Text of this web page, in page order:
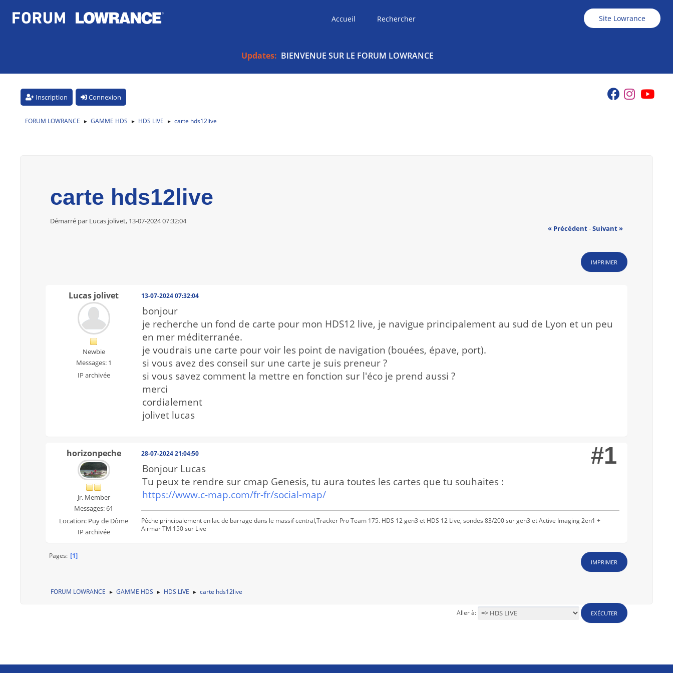
Accueil Rechercher Site Lowrance
Updates: BIENVENUE SUR LE FORUM LOWRANCE
Inscription Connexion
FORUM LOWRANCE ► GAMME HDS ► HDS LIVE ► carte hds12live
carte hds12live
Démarré par Lucas jolivet, 13-07-2024 07:32:04
« Précédent-Suivant »
IMPRIMER
Lucas jolivet
Newbie
Messages: 1
IP archivée
13-07-2024 07:32:04
bonjour
je recherche un fond de carte pour mon HDS12 live, je navigue principalement au sud de Lyon et un peu
en mer méditerranée.
je voudrais une carte pour voir les point de navigation (bouées, épave, port).
si vous avez des conseil sur une carte je suis preneur ?
si vous savez comment la mettre en fonction sur l'éco je prend aussi ?
merci
cordialement
jolivet lucas
horizonpeche
Jr. Member
Messages: 61
Location: Puy de Dôme
IP archivée
28-07-2024 21:04:50 #1
Bonjour Lucas
Tu peux te rendre sur cmap Genesis, tu aura toutes les cartes que tu souhaites :
https://www.c-map.com/fr-fr/social-map/
Pêche principalement en lac de barrage dans le massif central,Tracker Pro Team 175. HDS 12 gen3 et HDS 12 Live, sondes 83/200 sur gen3 et Active Imaging 2en1 +
Airmar TM 150 sur Live
IMPRIMER
Pages 1
FORUM LOWRANCE ► GAMME HDS ► HDS LIVE ► carte hds12live
Aller à